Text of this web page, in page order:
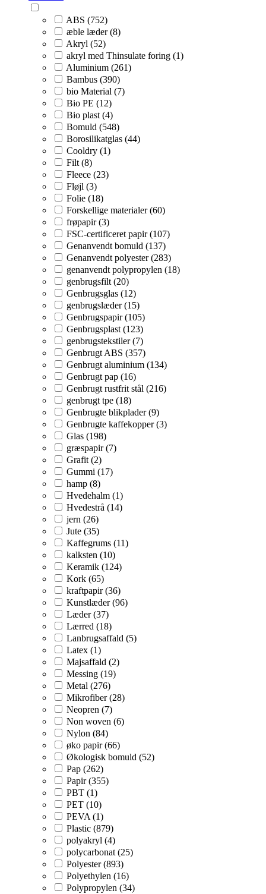
ABS (752)
æble læder (8)
Akryl (52)
akryl med Thinsulate foring (1)
Aluminium (261)
Bambus (390)
bio Material (7)
Bio PE (12)
Bio plast (4)
Bomuld (548)
Borosilikatglas (44)
Cooldry (1)
Filt (8)
Fleece (23)
Fløjl (3)
Folie (18)
Forskellige materialer (60)
frøpapir (3)
FSC-certificeret papir (107)
Genanvendt bomuld (137)
Genanvendt polyester (283)
genanvendt polypropylen (18)
genbrugsfilt (20)
Genbrugsglas (12)
genbrugslæder (15)
Genbrugspapir (105)
Genbrugsplast (123)
genbrugstekstiler (7)
Genbrugt ABS (357)
Genbrugt aluminium (134)
Genbrugt pap (16)
Genbrugt rustfrit stål (216)
genbrugt tpe (18)
Genbrugte blikplader (9)
Genbrugte kaffekopper (3)
Glas (198)
græspapir (7)
Grafit (2)
Gummi (17)
hamp (8)
Hvedehalm (1)
Hvedestrå (14)
jern (26)
Jute (35)
Kaffegrums (11)
kalksten (10)
Keramik (124)
Kork (65)
kraftpapir (36)
Kunstlæder (96)
Læder (37)
Lærred (18)
Lanbrugsaffald (5)
Latex (1)
Majsaffald (2)
Messing (19)
Metal (276)
Mikrofiber (28)
Neopren (7)
Non woven (6)
Nylon (84)
øko papir (66)
Økologisk bomuld (52)
Pap (262)
Papir (355)
PBT (1)
PET (10)
PEVA (1)
Plastic (879)
polyakryl (4)
polycarbonat (25)
Polyester (893)
Polyethylen (16)
Polypropylen (34)